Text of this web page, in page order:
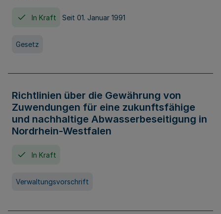
In Kraft Seit 01. Januar 1991
Gesetz
Richtlinien über die Gewährung von
Zuwendungen für eine zukunftsfähige
und nachhaltige Abwasserbeseitigung in
Nordrhein-Westfalen
In Kraft
Verwaltungsvorschrift